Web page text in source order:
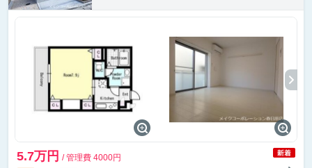
5.7万円 / 管理費 4000円